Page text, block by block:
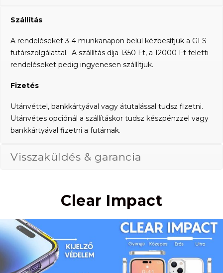
Szállítás
A rendeléseket 3-4 munkanapon belül kézbesítjük a GLS
futárszolgálattal. A szállítás díja 1350 Ft, a 12000 Ft feletti
rendeléseket pedig ingyenesen szállítjuk.
Fizetés
Utánvéttel, bankkártyával vagy átutalással tudsz fizetni.
Utánvétes opciónál a szállításkor tudsz készpénzzel vagy
bankkártyával fizetni a futárnak.
Visszaküldés & garancia
Clear Impact